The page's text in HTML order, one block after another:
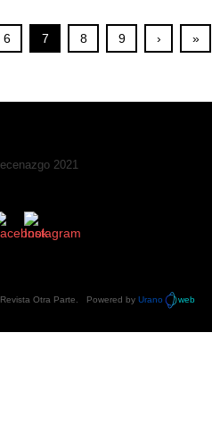
6 7 8 9 › »
Revista Otra Parte. Powered by Urano web